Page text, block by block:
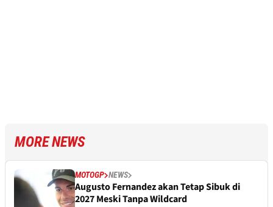
MORE NEWS
MOTOGP NEWS
Augusto Fernandez akan Tetap Sibuk di
2027 Meski Tanpa Wildcard